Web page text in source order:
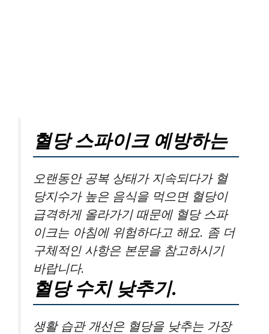
혈당 스파이크 예방하는
오랜동안 공복 상태가 지속되다가 혈
당지수가 높은 음식을 먹으면 혈당이
급격하게 올라가기 때문에 혈당 스파
이크는 아침에 위험하다고 해요. 좀 더
구체적인 사항은 본문을 참고하시기
바랍니다.
혈당 수치 낮추기.
생활 습관 개선은 혈당을 낮추는 가장